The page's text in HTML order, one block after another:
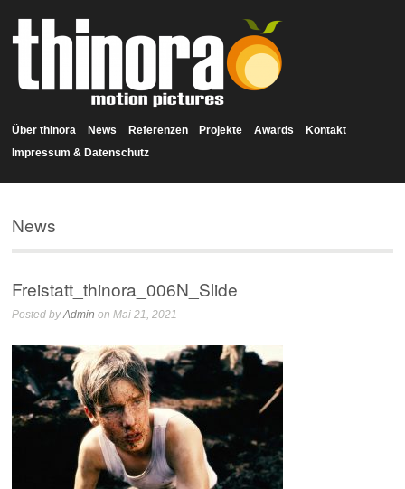
Über thinora News Referenzen Projekte Awards
Kontakt
Impressum & Datenschutz
News
Freistatt_thinora_006N_Slide
Posted byAdmin on Mai 21, 2021